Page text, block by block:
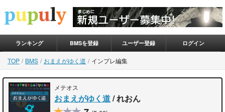
ランキング BMSを登録 ユーザー登録 ログイン
TOP BMS おまえがゆく道 インプレ編集
メテオス
おまえがゆく道/ れおん